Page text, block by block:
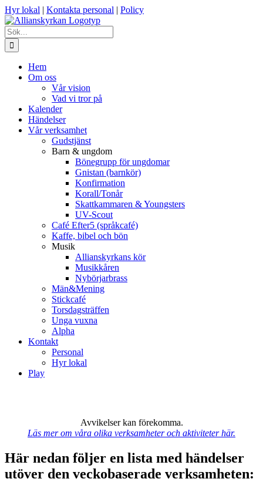
Fortsätt
till
innehållet
Hyr lokal | Kontakta personal | Policy
Sök
efter:
Hem
Om oss
Vår vision
Vad vi tror på
Kalender
Händelser
Vår verksamhet
Gudstjänst
Barn & ungdom
Bönegrupp för ungdomar
Gnistan (barnkör)
Konfirmation
Korall/Tonår
Skattkammaren & Youngsters
UV-Scout
Café Efter5 (språkcafé)
Kaffe, bibel och bön
Musik
Allianskyrkans kör
Musikkåren
Nybörjarbrass
Män&Mening
Stickcafé
Torsdagsträffen
Unga vuxna
Alpha
Kontakt
Personal
Hyr lokal
Play
Avvikelser kan förekomma.
Läs mer om våra olika verksamheter och aktiviteter här.
Här nedan följer en lista med händelser
utöver den veckobaserade verksamheten: